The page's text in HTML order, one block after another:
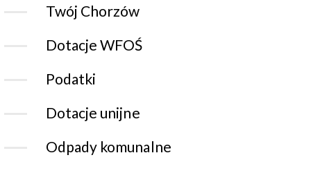
Twój Chorzów
Dotacje WFOŚ
Podatki
Dotacje unijne
Odpady komunalne